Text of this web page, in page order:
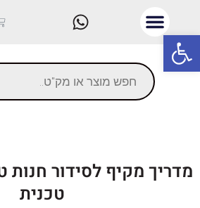
פתח סרגל נגישות
מדריך מקיף לסידור
טכנית